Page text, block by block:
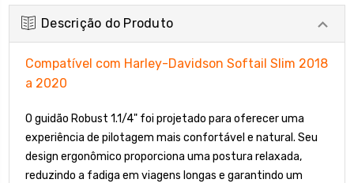
Descrição do Produto
Compatível com Harley-Davidson Softail Slim 2018
a 2020
O guidão Robust 1.1/4" foi projetado para oferecer uma
experiência de pilotagem mais confortável e natural. Seu
design ergonômico proporciona uma postura relaxada,
reduzindo a fadiga em viagens longas e garantindo um